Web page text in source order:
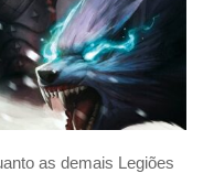
as demais Legiões